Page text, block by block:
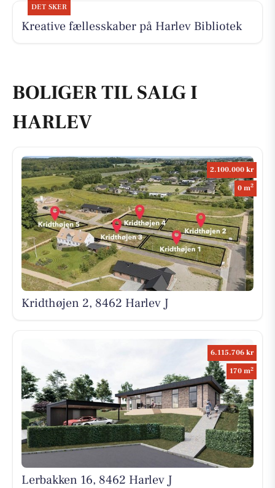
DET SKER
Kreative fællesskaber på Harlev Bibliotek
BOLIGER TIL SALG I
HARLEV
2.100.000 kr
0 m2
Kridthøjen 2, 8462 Harlev J
6.115.706 kr
170 m2
Lerbakken 16, 8462 Harlev J